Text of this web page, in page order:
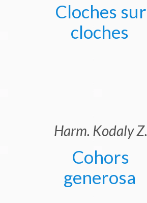
Cloches sur
cloches
Harm. Kodaly Z.
Cohors
generosa